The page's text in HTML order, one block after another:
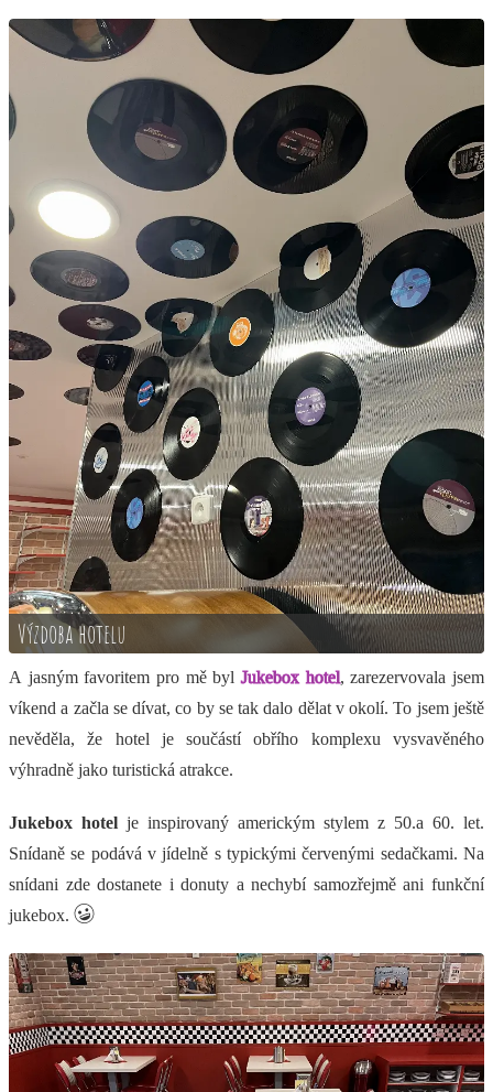
Výzdoba hotelu
A jasným favoritem pro mě bylJukebox hotel, zarezervovala jsem
víkend a začla se dívat, co by se tak dalo dělat v okolí. To jsem ještě
nevěděla, že hotel je součástí obřího komplexu vysvavěného
výhradně jako turistická atrakce.
Jukebox hotel je inspirovaný americkým stylem z 50.a 60. let.
Snídaně se podává v jídelně s typickými červenými sedačkami. Na
snídani zde dostanete i donuty a nechybí samozřejmě ani funkční
jukebox.